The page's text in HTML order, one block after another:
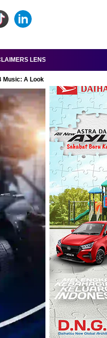
LENSA-RAKYAT.COM
Music: A Look at Super Bowl